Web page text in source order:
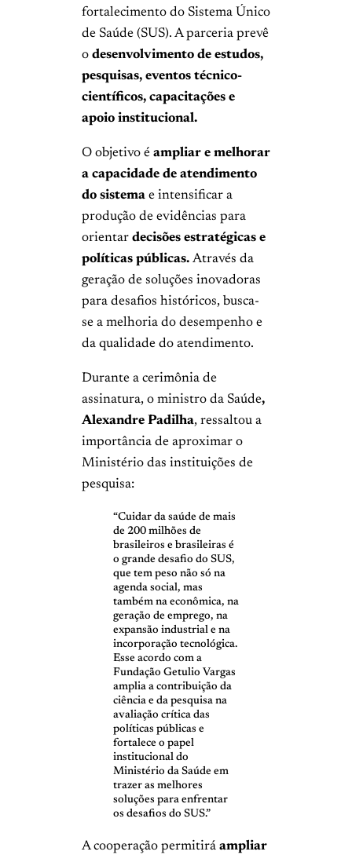
fortalecimento do Sistema Único
de Saúde (SUS). A parceria prevê
o desenvolvimento de estudos,
pesquisas, eventos técnico-
científicos, capacitações e
apoio institucional.
O objetivo é ampliar e melhorar
a capacidade de atendimento
do sistema e intensificar a
produção de evidências para
orientar decisões estratégicas e
políticas públicas. Através da
geração de soluções inovadoras
para desafios históricos, busca-
se a melhoria do desempenho e
da qualidade do atendimento.
Durante a cerimônia de
assinatura, o ministro da Saúde,
Alexandre Padilha, ressaltou a
importância de aproximar o
Ministério das instituições de
pesquisa:
“Cuidar da saúde de mais
de 200 milhões de
brasileiros e brasileiras é
o grande desafio do SUS,
que tem peso não só na
agenda social, mas
também na econômica, na
geração de emprego, na
expansão industrial e na
incorporação tecnológica.
Esse acordo com a
Fundação Getulio Vargas
amplia a contribuição da
ciência e da pesquisa na
avaliação crítica das
políticas públicas e
fortalece o papel
institucional do
Ministério da Saúde em
trazer as melhores
soluções para enfrentar
os desafios do SUS.”
A cooperação permitirá ampliar